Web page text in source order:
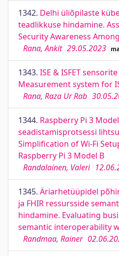
1342. Delhi üliõpilaste
teadlikkuse hindamine.
Security Awareness
Rana, Ankit 29.05.2023
1343. ISE & ISFET
Measurement system for
Rana, Raza Ur Rab
1344. Raspberry Pi 3
seadistamisprotsessi
Simplification of Wi-Fi
Raspberry Pi 3 Model B
Randalainen, Valeri
1345. Äriarhetüüpidel
ja FHIR ressursside
hindamine. Evaluating
semantic interoperability
Randmaa, Rainer